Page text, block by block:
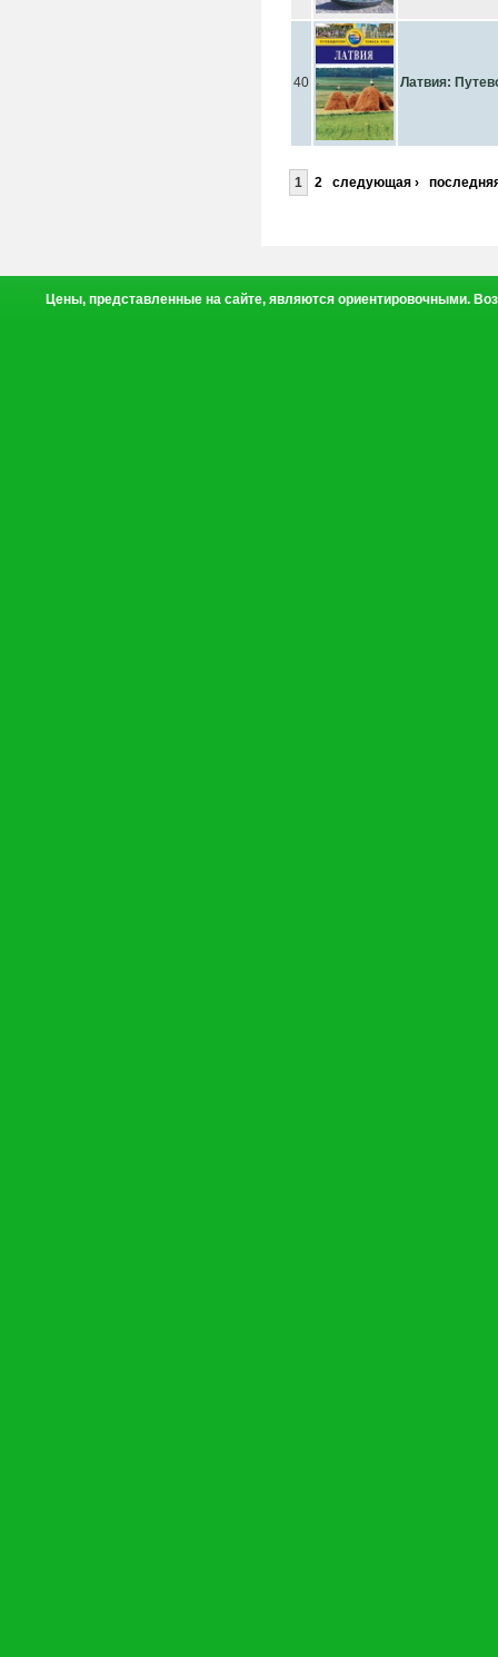
40 Латвия:
1 2 следующая ›
Цены, представленные на сайте, являются ориентировочными.